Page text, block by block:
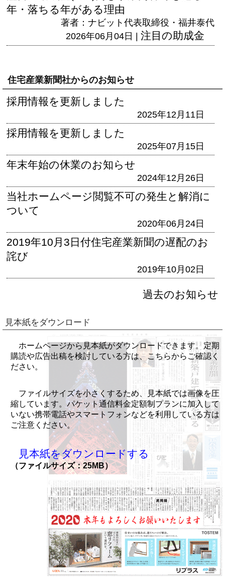
年・落ちる年がある理由
著者：ナビット代表取締役・福井泰代
2026年06月04日 | 注目の助成金
住宅産業新聞社からのお知らせ
採用情報を更新しました
2025年12月11日
採用情報を更新しました
2025年07月15日
年末年始の休業のお知らせ
2024年12月26日
当社ホームページ閲覧不可の発生と解消に
ついて
2020年06月24日
2019年10月3日付住宅産業新聞の遅配のお
詫び
2019年10月02日
過去のお知らせ
見本紙をダウンロード
ホームページから見本紙がダウンロードできます。定期
購読や広告出稿を検討している方は、こちらからご確認く
ださい。
ファイルサイズを小さくするため、見本紙では画像を圧
縮しています。パケット通信料金定額制プランに加入して
いない携帯電話やスマートフォンなどを利用している方は
ご注意ください。
見本紙をダウンロードする
（ファイルサイズ：25MB）